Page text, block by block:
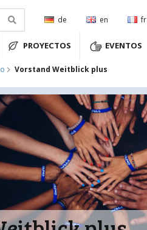
de en fr
PROYECTOS EVENTOS
Vorstand Weitblick plus